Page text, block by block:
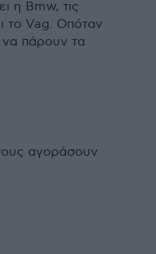
η Bmw, τις
το Vag. Οπόταν
πάρουν τα
αγοράσουν